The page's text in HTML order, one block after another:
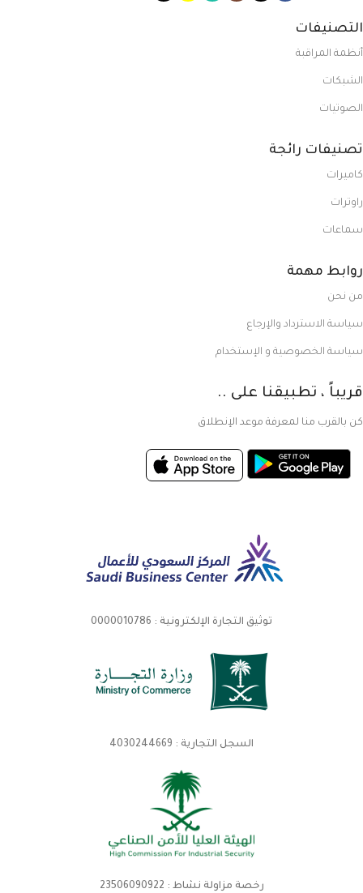
التصنيفات
أنظمة المراقبة
الشبكات
الصوتيات
تصنيفات رائجة
كاميرات
راوترات
سماعات
روابط مهمة
من نحن
سياسة الاسترداد والإرجاع
سياسة الخصوصية و الإستخدام
قريباً ، تطبيقنا على ..
كن بالقرب منا لمعرفة موعد الإنطلاق
توثيق التجارة الإلكترونية : 0000010786
السجل التجارية : 4030244669
رخصة مزاولة نشاط : 23506090922